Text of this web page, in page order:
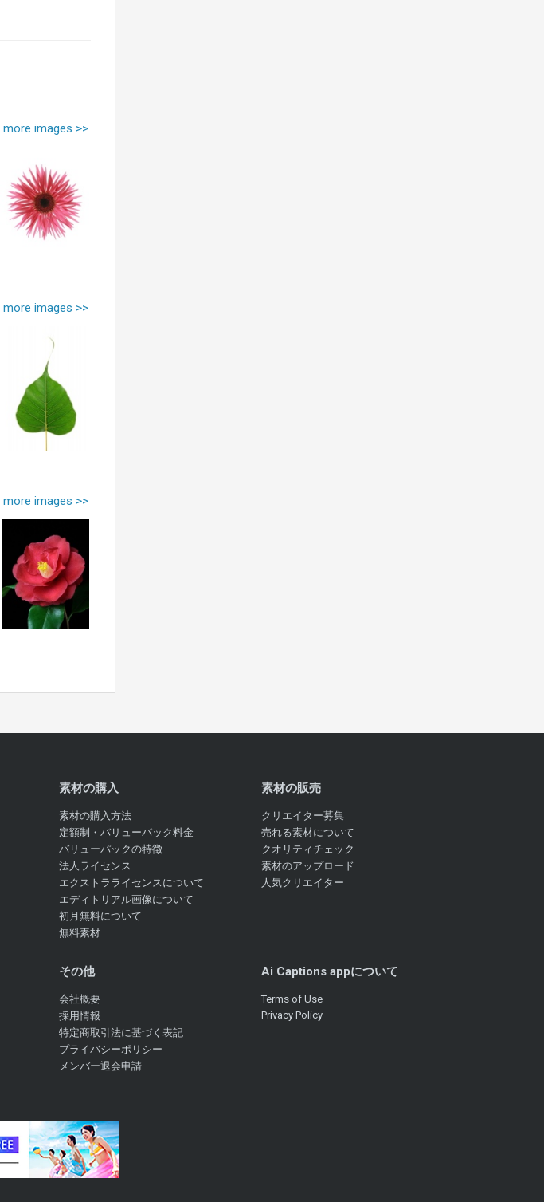
more images >>
more images >>
more images >>
素材の購入
素材の購入方法
定額制・バリューパック料金
バリューパックの特徴
法人ライセンス
エクストラライセンスについて
エディトリアル画像について
初月無料について
無料素材
素材の販売
クリエイター募集
売れる素材について
クオリティチェック
素材のアップロード
人気クリエイター
その他
会社概要
採用情報
特定商取引法に基づく表記
プライバシーポリシー
メンバー退会申請
Ai Captions appについて
Terms of Use
Privacy Policy